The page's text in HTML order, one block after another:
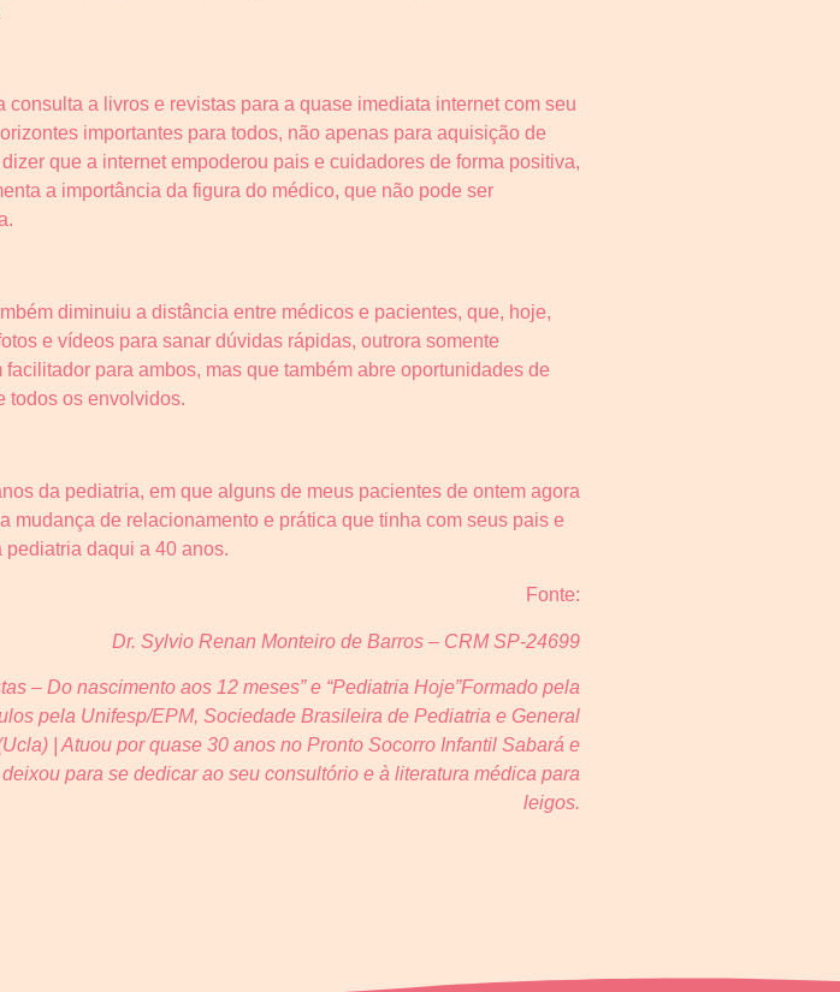
a livros e revistas para a quase imediata internet com seu
importantes para todos, não apenas para aquisição de
que a internet empoderou pais e cuidadores de forma positiva,
a importância da figura do médico, que não pode ser
diminuiu a distância entre médicos e pacientes, que, hoje,
e vídeos para sanar dúvidas rápidas, outrora somente
para ambos, mas que também abre oportunidades de
todos os envolvidos.
da pediatria, em que alguns de meus pacientes de ontem agora
de relacionamento e prática que tinha com seus pais e
daqui a 40 anos.
Fonte:
Dr. Sylvio Renan Monteiro de Barros – CRM SP-24699
– Do nascimento aos 12 meses” e “Pediatria Hoje”Formado pela
pela Unifesp/EPM, Sociedade Brasileira de Pediatria e General
| Atuou por quase 30 anos no Pronto Socorro Infantil Sabará e
para se dedicar ao seu consultório e à literatura médica para
leigos.